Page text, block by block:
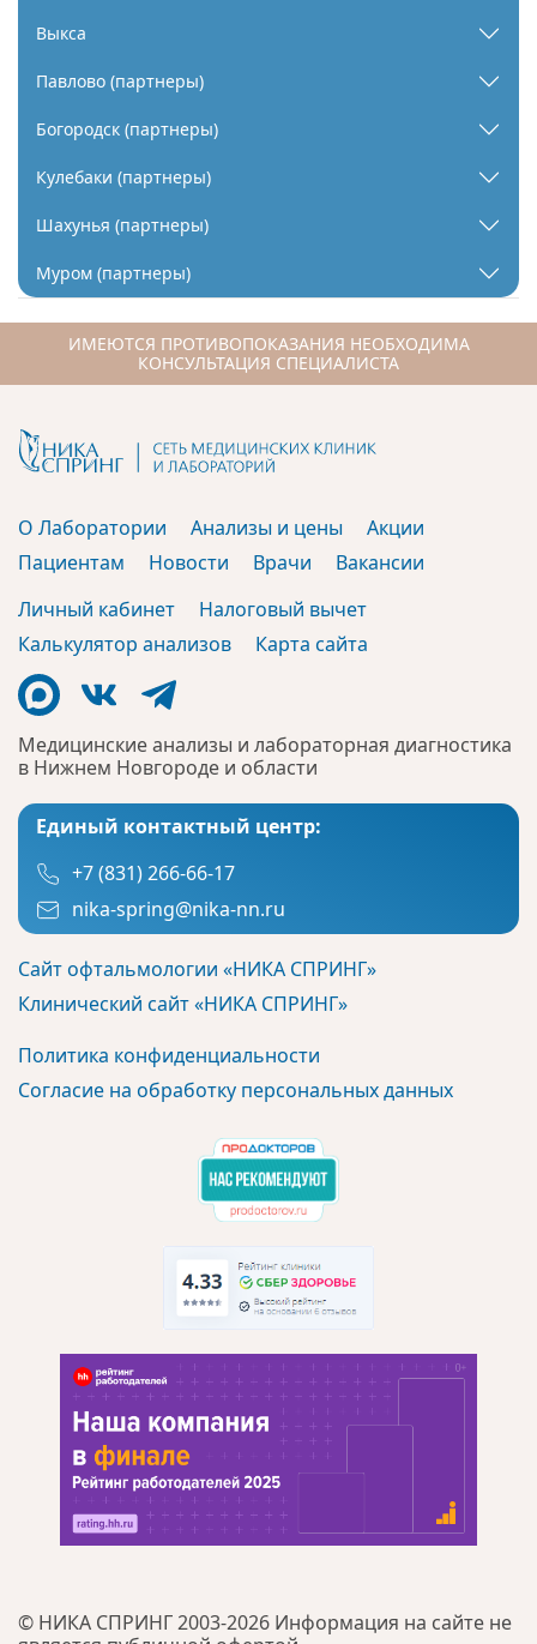
Выкса
Павлово (партнеры)
Богородск (партнеры)
Кулебаки (партнеры)
Шахунья (партнеры)
Муром (партнеры)
ИМЕЮТСЯ ПРОТИВОПОКАЗАНИЯ НЕОБХОДИМА
КОНСУЛЬТАЦИЯ СПЕЦИАЛИСТА
Медицинские анализы и лабораторная диагностика
в Нижнем Новгороде и области
Единый контактный центр:
+7 (831) 266-66-17
nika-spring@nika-nn.ru
Сайт офтальмологии «НИКА СПРИНГ»
Клинический сайт «НИКА СПРИНГ»
Политика конфиденциальности
Согласие на обработку персональных данных
О Лаборатории Анализы и цены
Акции
Пациентам
Новости Врачи
Вакансии
Личный кабинет
Налоговый вычет
Калькулятор анализов
Карта сайта
© НИКА СПРИНГ 2003-2026 Информация на сайте не